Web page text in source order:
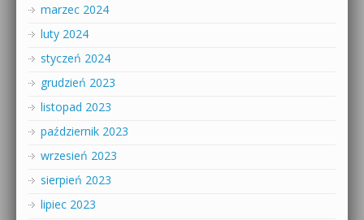
marzec 2024
luty 2024
styczeń 2024
grudzień 2023
listopad 2023
październik 2023
wrzesień 2023
sierpień 2023
lipiec 2023